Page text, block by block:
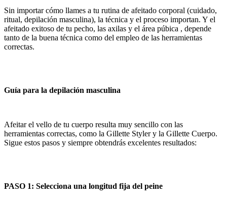
Sin importar cómo llames a tu rutina de afeitado corporal (cuidado,
ritual, depilación masculina), la técnica y el proceso importan. Y el
afeitado exitoso de tu pecho, las axilas y el área púbica , depende
tanto de la buena técnica como del empleo de las herramientas
correctas.
Guía para la depilación masculina
Afeitar el vello de tu cuerpo resulta muy sencillo con las
herramientas correctas, como la Gillette Styler y la Gillette Cuerpo.
Sigue estos pasos y siempre obtendrás excelentes resultados:
PASO 1: Selecciona una longitud fija del peine